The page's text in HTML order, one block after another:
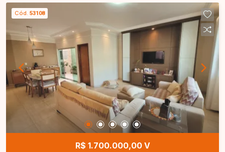
com espaço para diversos carros. Ideal para
quem busca espaço, conforto e tranquilidade em
um só lugar. Agende sua visita e venha conhecer
essa excelente oportunidade de locação!
Cód. 53108
R$ 1.700.000,00 V